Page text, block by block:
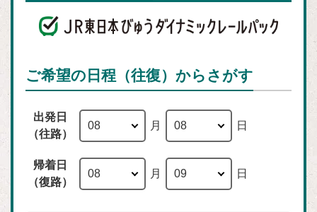
ご希望の日程（往復）からさがす
出発日
（往路）
月 日
帰着日
（復路）
月 日